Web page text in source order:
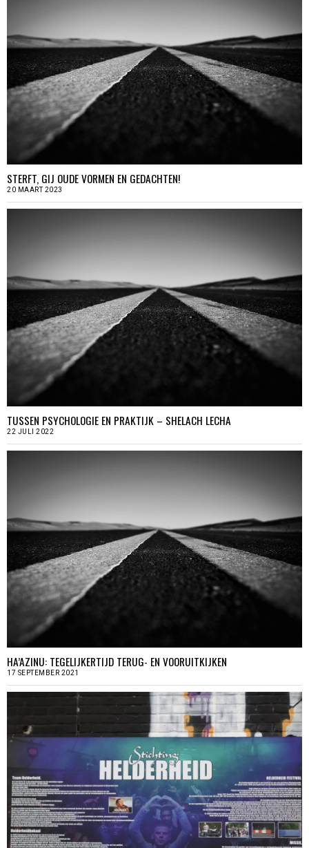
STERFT, GIJ OUDE VORMEN EN GEDACHTEN!
20 MAART 2023
TUSSEN PSYCHOLOGIE EN PRAKTIJK – SHELACH LECHA
22 JULI 2022
HA’AZINU: TEGELIJKERTIJD TERUG- EN VOORUITKIJKEN
17 SEPTEMBER 2021